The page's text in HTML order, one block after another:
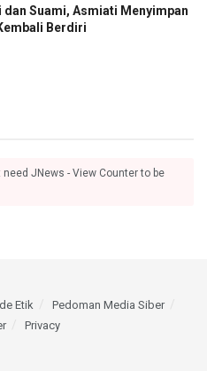
dan Suami, Asmiati Menyimpan
Berdiri
need JNews - View Counter to be
Etik
Pedoman Media Siber
Privacy